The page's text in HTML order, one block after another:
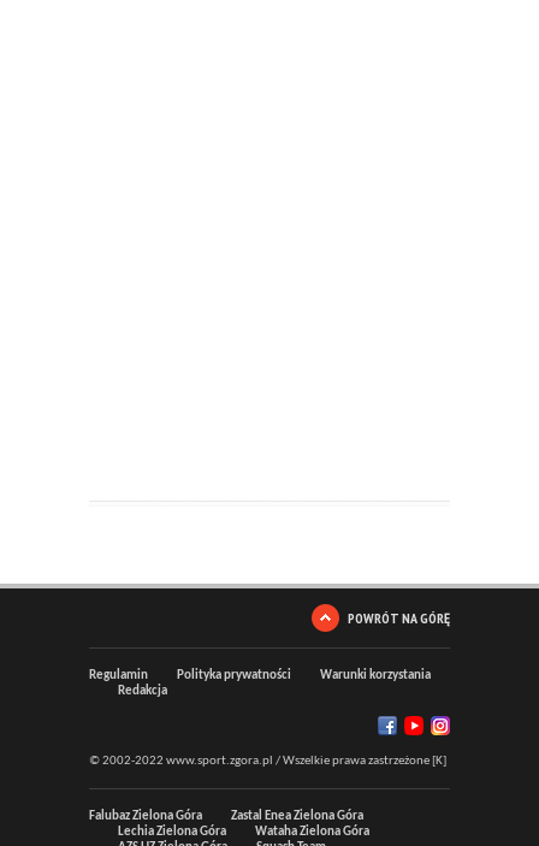
POWRÓT NA GÓRĘ
Regulamin Polityka prywatności
Warunki korzystania
Redakcja
© 2002-2022 www.sport.zgora.pl / Wszelkie prawa zastrzeżone [K]
Falubaz Zielona Góra
Zastal Enea Zielona Góra
Lechia Zielona Góra
Wataha Zielona Góra